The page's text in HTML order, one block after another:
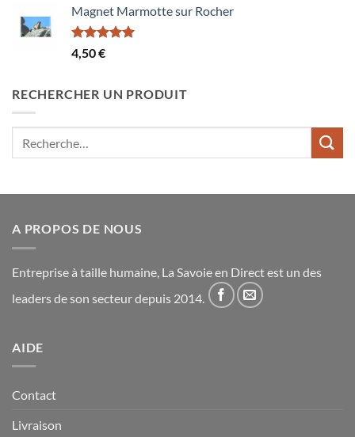
Magnet Marmotte sur Rocher
Note5.00
sur 5
4,50€
RECHERCHER UN PRODUIT
A PROPOS DE NOUS
Entreprise à taille humaine, La Savoie en Direct est un des
leaders de son secteur depuis 2014.
AIDE
Contact
Livraison